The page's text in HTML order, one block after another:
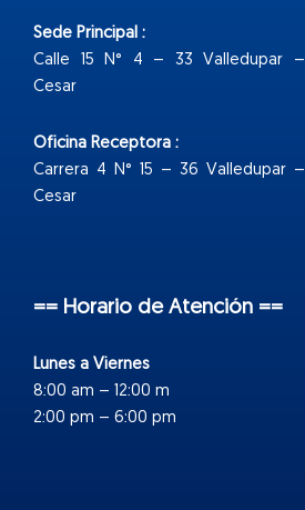
Sede Principal :
Calle 15 N° 4 – 33 Valledupar –
Cesar
Oficina Receptora :
Carrera 4 N° 15 – 36 Valledupar –
Cesar
== Horario de Atención ==
Lunes a Viernes
8:00 am – 12:00 m
2:00 pm – 6:00 pm